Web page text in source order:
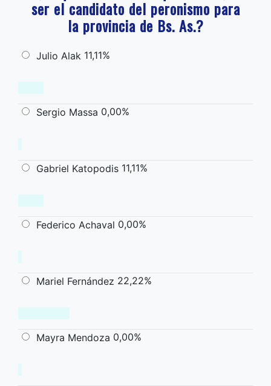
ser el candidato del peronismo para
la provincia de Bs. As.?
Julio Alak 11,11%
Sergio Massa 0,00%
Gabriel Katopodis 11,11%
Federico Achaval 0,00%
Mariel Fernández 22,22%
Mayra Mendoza 0,00%